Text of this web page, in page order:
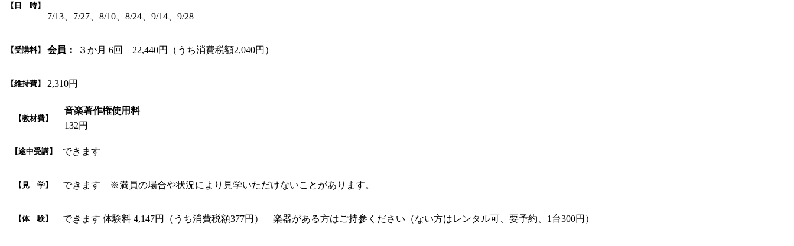
【日 時】
7/13、7/27、8/10、8/24、9/14、9/28
【受講料】 会員： ３か月 6回 22,440円（うち消費税額2,040円）
【維持費】 2,310円
【教材費】
音楽著作権使用料
132円
【途中受講】 できます
【見 学】 できます ※満員の場合や状況により見学いただけないことがあります。
【体 験】 できます 体験料 4,147円（うち消費税額377円） 楽器がある方はご持参ください（ない方はレンタル可、要予約、1台300円）